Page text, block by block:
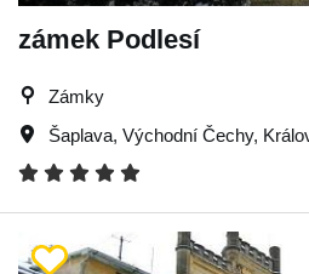
zámek Podlesí
Zámky
Šaplava, Východní Čechy,